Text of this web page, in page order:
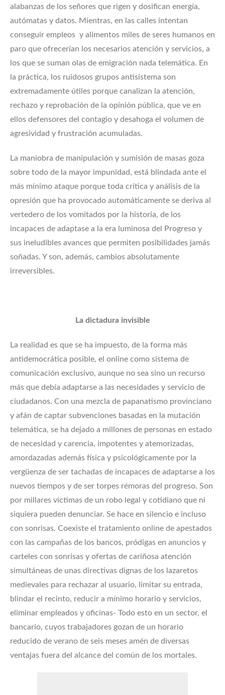
alabanzas de los señores que rigen y dosifican energía,
autómatas y datos. Mientras, en las calles intentan
conseguir empleos y alimentos miles de seres humanos en
paro que ofrecerían los necesarios atención y servicios, a
los que se suman olas de emigración nada telemática. En
la práctica, los ruidosos grupos antisistema son
extremadamente útiles porque canalizan la atención,
rechazo y reprobación de la opinión pública, que ve en
ellos defensores del contagio y desahoga el volumen de
agresividad y frustración acumuladas.
La maniobra de manipulación y sumisión de masas goza
sobre todo de la mayor impunidad, está blindada ante el
más mínimo ataque porque toda crítica y análisis de la
opresión que ha provocado automáticamente se deriva al
vertedero de los vomitados por la historia, de los
incapaces de adaptase a la era luminosa del Progreso y
sus ineludibles avances que permiten posibilidades jamás
soñadas. Y son, además, cambios absolutamente
irreversibles.
La dictadura invisible
La realidad es que se ha impuesto, de la forma más
antidemocrática posible, el online como sistema de
comunicación exclusivo, aunque no sea sino un recurso
más que debía adaptarse a las necesidades y servicio de
ciudadanos. Con una mezcla de papanatismo provinciano
y afán de captar subvenciones basadas en la mutación
telemática, se ha dejado a millones de personas en estado
de necesidad y carencia, impotentes y atemorizadas,
amordazadas además física y psicológicamente por la
vergüenza de ser tachadas de incapaces de adaptarse a los
nuevos tiempos y de ser torpes rémoras del progreso. Son
por millares víctimas de un robo legal y cotidiano que ni
siquiera pueden denunciar. Se hace en silencio e incluso
con sonrisas. Coexiste el tratamiento online de apestados
con las campañas de los bancos, pródigas en anuncios y
carteles con sonrisas y ofertas de cariñosa atención
simultáneas de unas directivas dignas de los lazaretos
medievales para rechazar al usuario, limitar su entrada,
blindar el recinto, reducir a mínimo horario y servicios,
eliminar empleados y oficinas- Todo esto en un sector, el
bancario, cuyos trabajadores gozan de un horario
reducido de verano de seis meses amén de diversas
ventajas fuera del alcance del común de los mortales.